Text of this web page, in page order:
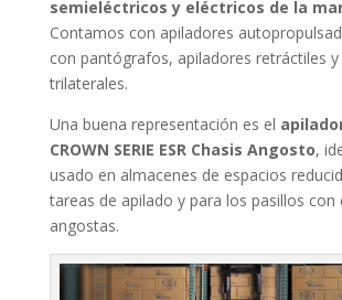
semieléctricos y eléctricos de la
Contamos con apiladores
con pantógrafos, apiladores retráctiles
trilaterales.
Una buena representación es el
CROWN SERIE ESR Chasis Angosto,
usado en almacenes de espacios
tareas de apilado y para los pasillos con
angostas.